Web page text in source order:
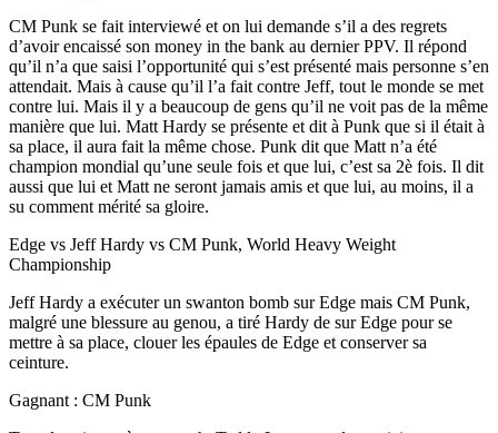
CM Punk se fait interviewé et on lui demande s’il a des regrets
d’avoir encaissé son money in the bank au dernier PPV. Il répond
qu’il n’a que saisi l’opportunité qui s’est présenté mais personne s’en
attendait. Mais à cause qu’il l’a fait contre Jeff, tout le monde se met
contre lui. Mais il y a beaucoup de gens qu’il ne voit pas de la même
manière que lui. Matt Hardy se présente et dit à Punk que si il était à
sa place, il aura fait la même chose. Punk dit que Matt n’a été
champion mondial qu’une seule fois et que lui, c’est sa 2è fois. Il dit
aussi que lui et Matt ne seront jamais amis et que lui, au moins, il a
su comment mérité sa gloire.
Edge vs Jeff Hardy vs CM Punk, World Heavy Weight
Championship
Jeff Hardy a exécuter un swanton bomb sur Edge mais CM Punk,
malgré une blessure au genou, a tiré Hardy de sur Edge pour se
mettre à sa place, clouer les épaules de Edge et conserver sa
ceinture.
Gagnant : CM Punk